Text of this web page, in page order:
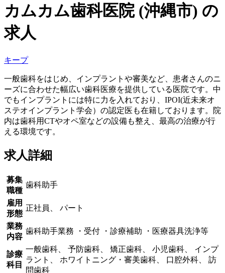
カムカム歯科医院 (沖縄市) の
求人
キープ
一般歯科をはじめ、インプラントや審美など、患者さんのニ
ーズに合わせた幅広い歯科医療を提供している医院です。中
でもインプラントには特に力を入れており、IPOI(近未来オ
ステオインプラント学会）の認定医も在籍しております。院
内は歯科用CTやオペ室などの設備も整え、最高の治療が行
える環境です。
求人詳細
募集
職種
歯科助手
雇用
形態
正社員、 パート
業務
内容
歯科助手業務 ・受付 ・診療補助 ・医療器具洗浄等
診療
科目
一般歯科、 予防歯科、 矯正歯科、 小児歯科、 インプ
ラント、 ホワイトニング・審美歯科、 口腔外科、 訪
問歯科